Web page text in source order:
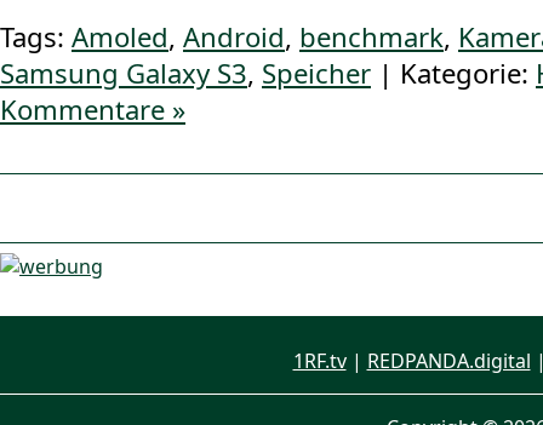
Tags: Amoled, Android, benchmark,
Samsung Galaxy S3, Speicher | Kategorie:
Kommentare »
1RF.tv| REDPANDA.digital